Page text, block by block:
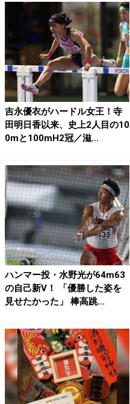
吉永優衣がハードル女王！寺
田明日香以来、史上2人目の10
0mと100mH2冠／滋...
ハンマー投・水野光が64m63
の自己新V！ 「優勝した姿を
見せたかった」 棒高跳...